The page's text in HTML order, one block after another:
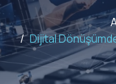
Dijital